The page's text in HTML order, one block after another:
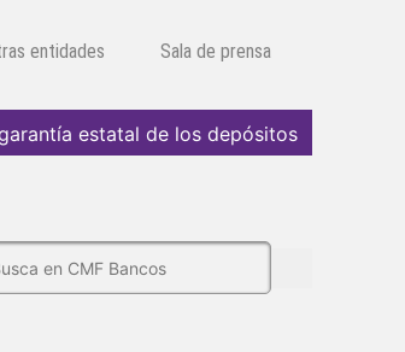
entidades Sala de prensa
estatal de los depósitos